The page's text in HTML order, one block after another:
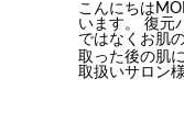
こんにちは
います。 復元
ではなくお肌
取った後の肌
取扱いサロン